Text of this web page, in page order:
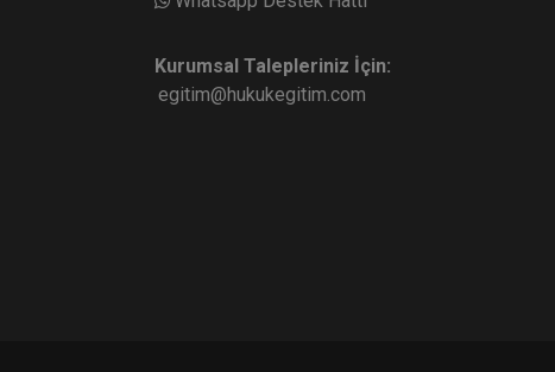
Kurumsal Talepleriniz İçin:
egitim@hukukegitim.com